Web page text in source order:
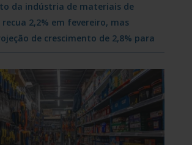
da indústria de materiais de
2,2% em fevereiro, mas
de crescimento de 2,8% para